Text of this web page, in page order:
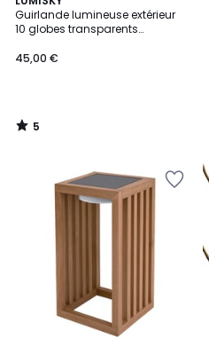
Guirlande lumineuse extérieur
10 globes transparents
PARTY CLEAR HYBRID 8m solaire
45,00 €
/
5
5
/